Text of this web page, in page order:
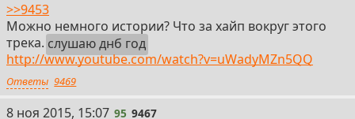
>>9453
Можно немного истории? Что за хайп вокруг этого
трека. слушаю днб год
http://www.youtube.com/watch?v=uWadyMZn5QQ
Ответы 9469
95
8 ноя 2015, 15:07 95 9467